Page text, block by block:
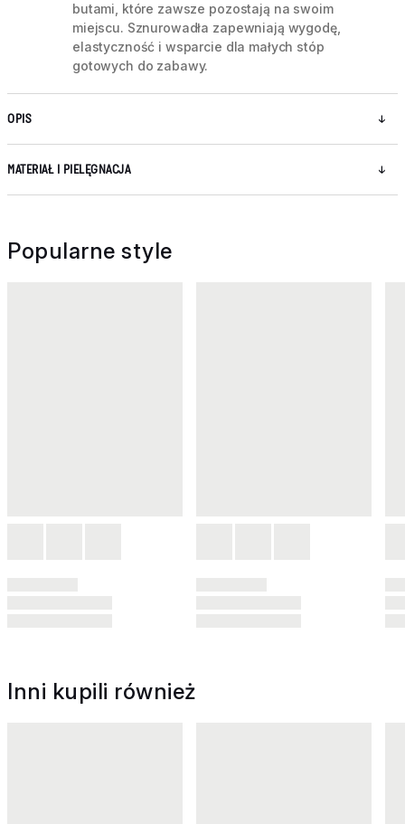
butami, które zawsze pozostają na swoim
miejscu. Sznurowadła zapewniają wygodę,
elastyczność i wsparcie dla małych stóp
gotowych do zabawy.
OPIS
MATERIAŁ I PIELĘGNACJA
Popularne style
Inni kupili również